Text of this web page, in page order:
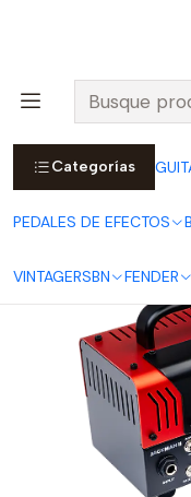
Categorías
PEDALES DE EFECTOS
VINTAGERSBN FENDER
Por compras sobre
Padre Hurtado,
Inicio JOYO
Cabezal